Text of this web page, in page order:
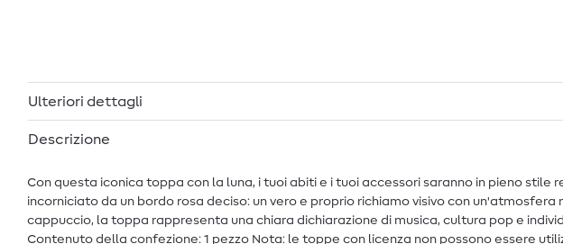
Ulteriori dettagli
Descrizione
Con questa iconica toppa con la luna, i tuoi abiti e i tuoi accessori saranno in pieno
incorniciato da un bordo rosa deciso: un vero e proprio richiamo visivo con
cappuccio, la toppa rappresenta una chiara dichiarazione di musica, cultura pop e
Contenuto della confezione: 1 pezzo Nota: le toppe con licenza non possono essere